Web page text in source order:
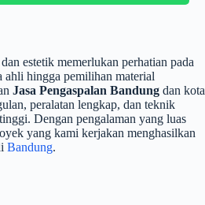
estetik memerlukan perhatian pada
ahli hingga pemilihan material
Jasa Pengaspalan Bandung dan kota
peralatan lengkap, dan teknik
Dengan pengalaman yang luas
yang kami kerjakan menghasilkan
Bandung.